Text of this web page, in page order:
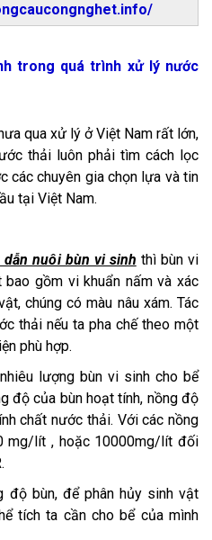
trong quá trình xử lý nước
qua xử lý ở Việt Nam rất lớn,
thải luôn phải tìm cách lọc
các chuyên gia chọn lựa và tin
tại Việt Nam.
dẫn nuôi bùn vi sinh thì bùn vi
gồm vi khuẩn nấm và xác
chúng có màu nâu xám. Tác
thải nếu ta pha chế theo một
phù hợp.
lượng bùn vi sinh cho bể
độ của bùn hoạt tính, nồng độ
chất nước thải. Với các nồng
mg/lít , hoặc 10000mg/lít đối
độ bùn, để phân hủy sinh vật
tích ta cần cho bể của mình